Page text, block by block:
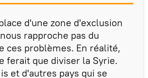
d'une zone d'exclusion
rapproche pas du
ces problèmes. En réalité,
ferait que diviser la Syrie.
et d'autres pays qui se